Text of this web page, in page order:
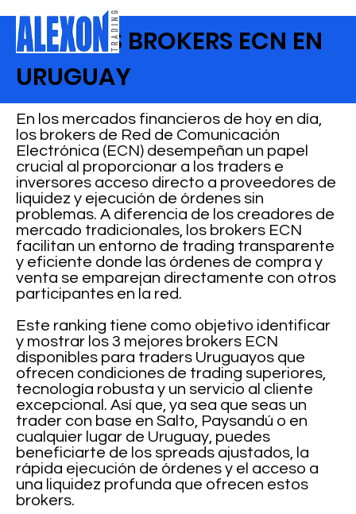
MEJORES BROKERS ECN EN
URUGUAY
En los mercados financieros de hoy en día,
los brokers de Red de Comunicación
Electrónica (ECN) desempeñan un papel
crucial al proporcionar a los traders e
inversores acceso directo a proveedores de
liquidez y ejecución de órdenes sin
problemas. A diferencia de los creadores de
mercado tradicionales, los brokers ECN
facilitan un entorno de trading transparente
y eficiente donde las órdenes de compra y
venta se emparejan directamente con otros
participantes en la red.
Este ranking tiene como objetivo identificar
y mostrar los 3 mejores brokers ECN
disponibles para traders Uruguayos que
ofrecen condiciones de trading superiores,
tecnología robusta y un servicio al cliente
excepcional. Así que, ya sea que seas un
trader con base en Salto, Paysandú o en
cualquier lugar de Uruguay, puedes
beneficiarte de los spreads ajustados, la
rápida ejecución de órdenes y el acceso a
una liquidez profunda que ofrecen estos
brokers.